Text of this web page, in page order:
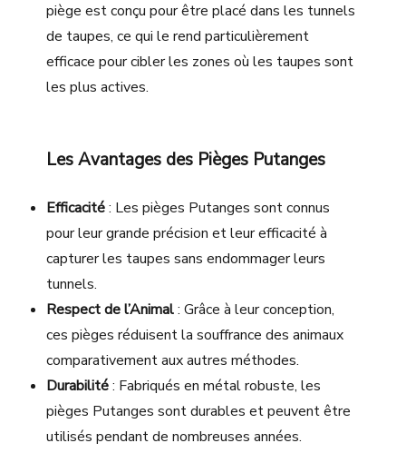
piège est conçu pour être placé dans les tunnels
de taupes, ce qui le rend particulièrement
efficace pour cibler les zones où les taupes sont
les plus actives.
Les Avantages des Pièges Putanges
Efficacité: Les pièges Putanges sont connus
pour leur grande précision et leur efficacité à
capturer les taupes sans endommager leurs
tunnels.
Respect de l’Animal: Grâce à leur conception,
ces pièges réduisent la souffrance des animaux
comparativement aux autres méthodes.
Durabilité: Fabriqués en métal robuste, les
pièges Putanges sont durables et peuvent être
utilisés pendant de nombreuses années.